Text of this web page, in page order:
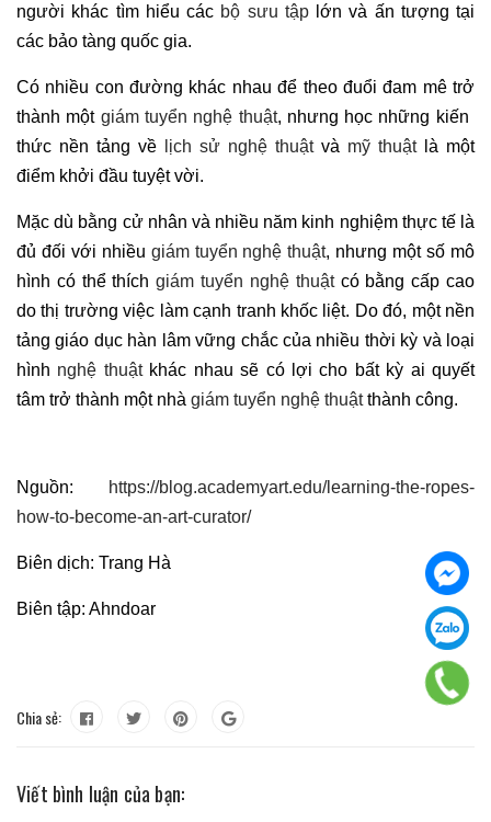
người khác tìm hiểu các bộ sưu tậplớn và ấn tượng tại
các bảo tàng quốc gia.
Có nhiều con đường khác nhau để theo đuổi đam mê trở
thành một giám tuyển nghệ thuật, nhưng học những kiến ​​
thức nền tảng về
lịch sử nghệ thuậtvà mỹ thuậtlà một
điểm khởi đầu tuyệt vời.
Mặc dù bằng cử nhân và nhiều năm kinh nghiệm thực tế là
đủ đối với nhiều giám tuyển nghệ thuật, nhưng một số mô
hình có thể thíchgiám tuyển nghệ thuậtcó bằng cấp cao
do thị trường việc làm cạnh tranh khốc liệt. Do đó, một nền
tảng giáo dục hàn lâm vững chắc của nhiều thời kỳ và loại
hình nghệ thuậtkhác nhau sẽ có lợi cho bất kỳ ai quyết
tâm trở thành một nhà giám tuyển nghệ thuậtthành công.
Nguồn:
https://blog.academyart.edu/learning-the-ropes-
how-to-become-an-art-curator/
Biên dịch: Trang Hà
Biên tập: Ahndoar
Chia sẻ:
Viết bình luận của bạn: